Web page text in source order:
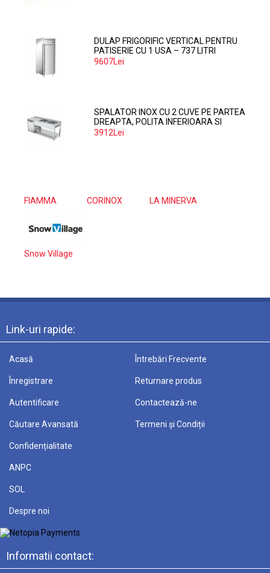
DULAP FRIGORIFIC VERTICAL PENTRU
PATISERIE CU 1 USA – 737 LITRI
9607Lei
SPALATOR INOX CU 2 CUVE PE PARTEA
DREAPTA, POLITA INFERIOARA SI
SPATIU MASINA SPALAT 160*70*85
3912Lei
FIAMMA CORINOX LA MINERVA
Snow Village
Link-uri rapide:
Acasă
Înregistrare
Autentificare
Căutare Avansată
Întrebări Frecvente
Returnare produs
Contactează-ne
Termeni și Condiții
Confidențialitate
ANPC
SOL
Despre noi
Informatii contact: